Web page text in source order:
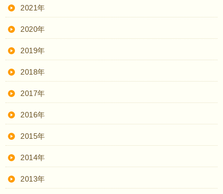
2021年
2020年
2019年
2018年
2017年
2016年
2015年
2014年
2013年